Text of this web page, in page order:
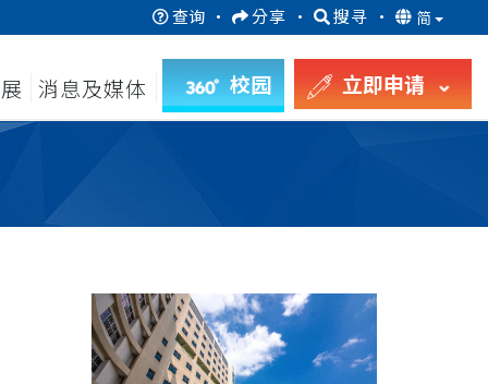
查询 · 分享 · 搜寻 · 简
消息及媒体 校园 立即申请